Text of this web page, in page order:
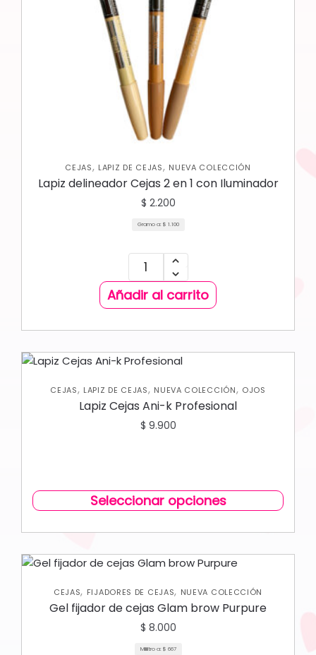
CEJAS, LAPIZ DE CEJAS, NUEVA COLECCIÓN
Lapiz delineador Cejas 2 en 1 con Iluminador
$ 2.200
Gramo a: $ 1.100
Añadir al carrito
CEJAS, LAPIZ DE CEJAS, NUEVA COLECCIÓN, OJOS
Lapiz Cejas Ani-k Profesional
$ 9.900
Seleccionar opciones
CEJAS, FIJADORES DE CEJAS, NUEVA COLECCIÓN
Gel fijador de cejas Glam brow Purpure
$ 8.000
Mililitro a: $ 667